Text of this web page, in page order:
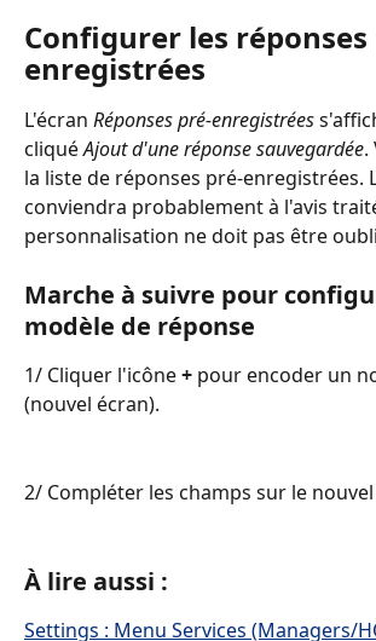
Configurer les réponses
enregistrées
L'écran Réponses pré-enregistrées
cliqué Ajout d'une réponse sauvegardée.
la liste de réponses pré-enregistrées.
conviendra probablement à l'avis
personnalisation ne doit pas être
Marche à suivre pour
modèle de réponse
1/ Cliquer l'icône + pour encoder un
(nouvel écran).
2/ Compléter les champs sur le
À lire aussi :
Settings : Menu Services (Managers/